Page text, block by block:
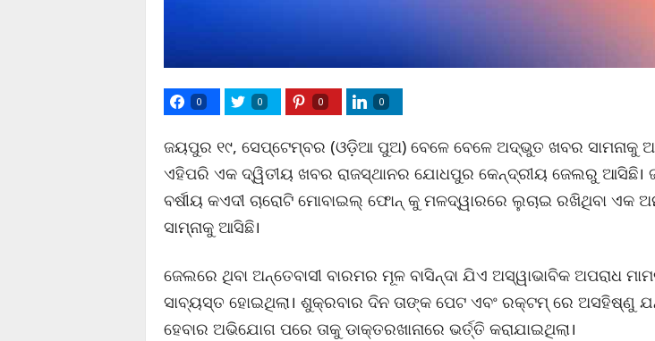
0 0 0 0
ଜୟପୁର ୧୯, ସେପ୍ଟେମ୍ବର (ଓଡ଼ିଆ ପୁଅ) ବେଳେ ବେଳେ ଅଦ୍ଭୁତ ଖବର ସାମନାକୁ
ଏହିପରି ଏକ ଦ୍ୱିତୀୟ ଖବର ରାଜସ୍ଥାନର ଯୋଧପୁର କେନ୍ଦ୍ରୀୟ ଜେଲରୁ ଆସିଛି।
ବର୍ଷୀୟ କଏଦୀ ଚାରୋଟି ମୋବାଇଲ୍ ଫୋନ୍ କୁ ମଳଦ୍ୱାରରେ ଲୁଚାଇ ରଖିଥିବା ଏକ
ସାମ୍ନାକୁ ଆସିଛି।
ଜେଲରେ ଥିବା ଅନ୍ତେବାସୀ ବାରମର ମୂଳ ବାସିନ୍ଦା ଯିଏ ଅସ୍ୱାଭାବିକ ଅପରାଧ
ସାବ୍ୟସ୍ତ ହୋଇଥିଲା। ଶୁକ୍ରବାର ଦିନ ତାଙ୍କ ପେଟ ଏବଂ ରକ୍ଟମ୍ ରେ ଅସହିଷ୍ଣୁ
ହେବାର ଅଭିଯୋଗ ପରେ ତାକୁ ଡାକ୍ତରଖାନାରେ ଭର୍ତ୍ତି କରାଯାଇଥିଲା।